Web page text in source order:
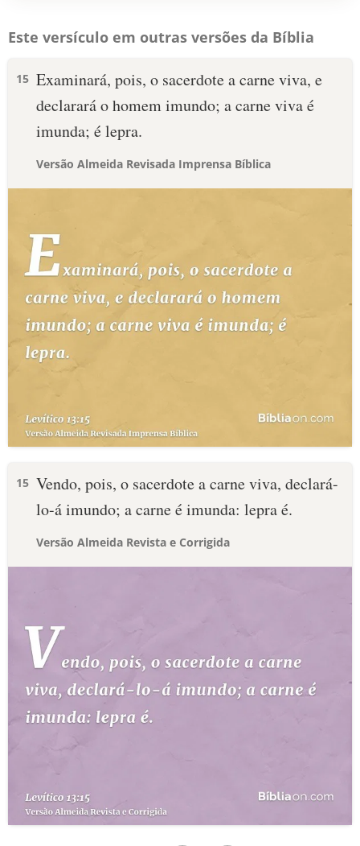
Este versículo em outras versões da Bíblia
15 Examinará, pois, o sacerdote a carne viva, e
declarará o homem imundo; a carne viva é
imunda; é lepra.
Versão Almeida Revisada Imprensa Bíblica
15 Vendo, pois, o sacerdote a carne viva, declará-
lo-á imundo; a carne é imunda: lepra é.
Versão Almeida Revista e Corrigida